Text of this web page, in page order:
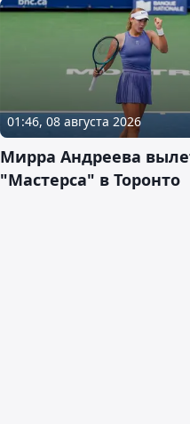
01:46, 08 августа 2026
Мирра Андреева
"Мастерса" в Торонто